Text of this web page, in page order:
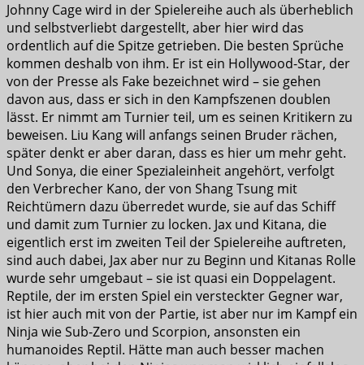
Johnny Cage wird in der Spielereihe auch als überheblich
und selbstverliebt dargestellt, aber hier wird das
ordentlich auf die Spitze getrieben. Die besten Sprüche
kommen deshalb von ihm. Er ist ein Hollywood-Star, der
von der Presse als Fake bezeichnet wird – sie gehen
davon aus, dass er sich in den Kampfszenen doublen
lässt. Er nimmt am Turnier teil, um es seinen Kritikern zu
beweisen. Liu Kang will anfangs seinen Bruder rächen,
später denkt er aber daran, dass es hier um mehr geht.
Und Sonya, die einer Spezialeinheit angehört, verfolgt
den Verbrecher Kano, der von Shang Tsung mit
Reichtümern dazu überredet wurde, sie auf das Schiff
und damit zum Turnier zu locken. Jax und Kitana, die
eigentlich erst im zweiten Teil der Spielereihe auftreten,
sind auch dabei, Jax aber nur zu Beginn und Kitanas Rolle
wurde sehr umgebaut – sie ist quasi ein Doppelagent.
Reptile, der im ersten Spiel ein versteckter Gegner war,
ist hier auch mit von der Partie, ist aber nur im Kampf ein
Ninja wie Sub-Zero und Scorpion, ansonsten ein
humanoides Reptil. Hätte man auch besser machen